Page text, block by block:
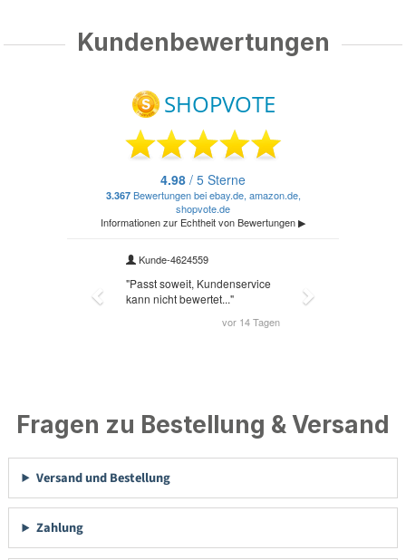
Kundenbewertungen
Fragen zu Bestellung & Versand
Versand und Bestellung
Zahlung